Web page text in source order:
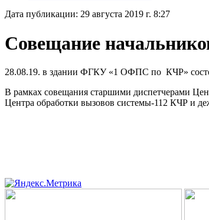
Дата публикации: 29 августа 2019 г. 8:27
Совещание
28.08.19. в здании ФГКУ «1 ОФПС по КЧР»
В рамках совещания старшими диспетчерами
Центра обработки вызовов системы-112 КЧР и